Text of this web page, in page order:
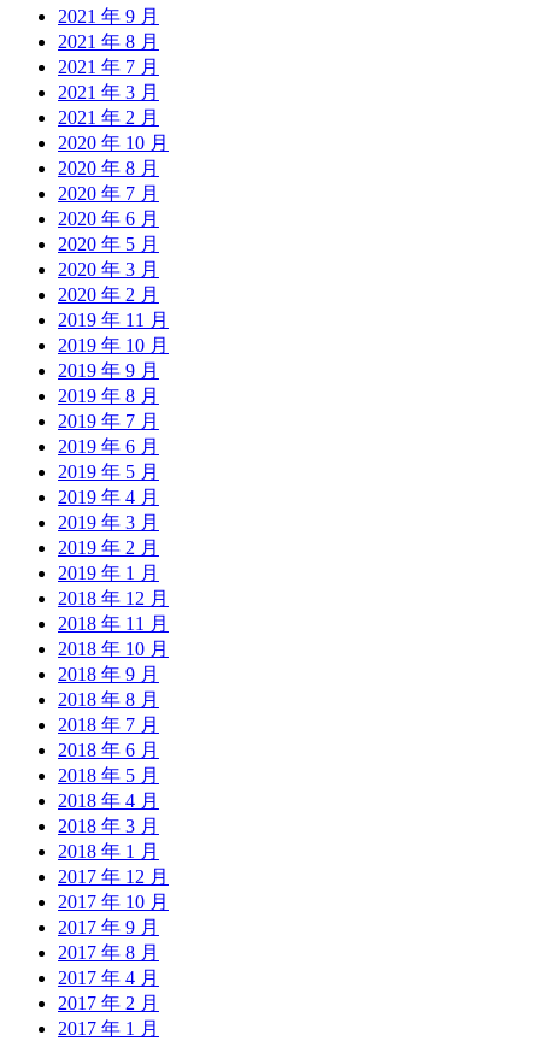
2021 年 9 月
2021 年 8 月
2021 年 7 月
2021 年 3 月
2021 年 2 月
2020 年 10 月
2020 年 8 月
2020 年 7 月
2020 年 6 月
2020 年 5 月
2020 年 3 月
2020 年 2 月
2019 年 11 月
2019 年 10 月
2019 年 9 月
2019 年 8 月
2019 年 7 月
2019 年 6 月
2019 年 5 月
2019 年 4 月
2019 年 3 月
2019 年 2 月
2019 年 1 月
2018 年 12 月
2018 年 11 月
2018 年 10 月
2018 年 9 月
2018 年 8 月
2018 年 7 月
2018 年 6 月
2018 年 5 月
2018 年 4 月
2018 年 3 月
2018 年 1 月
2017 年 12 月
2017 年 10 月
2017 年 9 月
2017 年 8 月
2017 年 4 月
2017 年 2 月
2017 年 1 月